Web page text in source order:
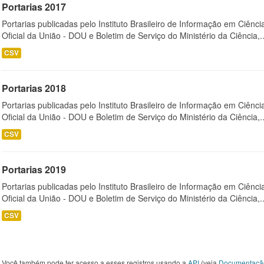
Portarias 2017
Portarias publicadas pelo Instituto Brasileiro de Informação em
Oficial da União - DOU e Boletim de Serviço do Ministério da
CSV
Portarias 2018
Portarias publicadas pelo Instituto Brasileiro de Informação em
Oficial da União - DOU e Boletim de Serviço do Ministério da
CSV
Portarias 2019
Portarias publicadas pelo Instituto Brasileiro de Informação em
Oficial da União - DOU e Boletim de Serviço do Ministério da
CSV